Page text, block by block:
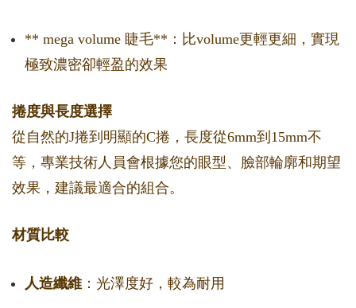
** mega volume 睫毛**：比volume更輕更細，實現
極致濃密卻輕盈的效果
捲度與長度選擇
從自然的J捲到明顯的C捲，長度從6mm到15mm不
等，專業技術人員會根據您的眼型、臉部輪廓和期望
效果，建議最適合的組合。
材質比較
人造纖維 ：光澤度好，較為耐用